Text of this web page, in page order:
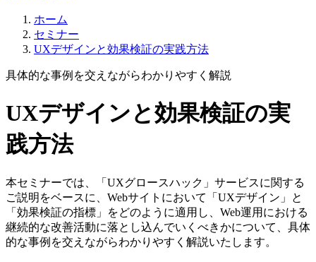
ホーム
セミナー
UXデザインと効果検証の実践方法
具体的な事例を交えながらわかりやすく解説
UXデザインと効果検証の実
践方法
本セミナーでは、「UXグロースハック」サービスに関する
ご説明をベースに、Webサイトにおいて「UXデザイン」と
「効果検証の指標」をどのように適用し、Web運用における
継続的な改善活動に落とし込んでいくべきかについて、具体
的な事例を交えながらわかりやすく解説いたします。